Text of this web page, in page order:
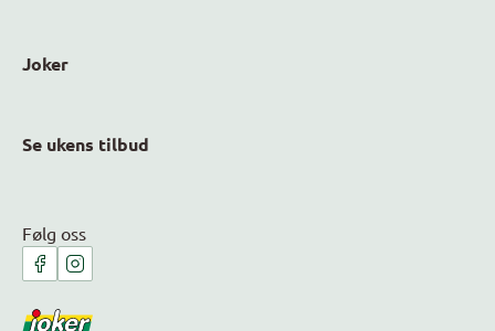
Joker
Se ukens tilbud
Følg oss